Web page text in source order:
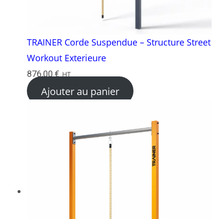
TRAINER Corde Suspendue – Structure Street
Workout Exterieure
876,00€ HT
Ajouter au panier